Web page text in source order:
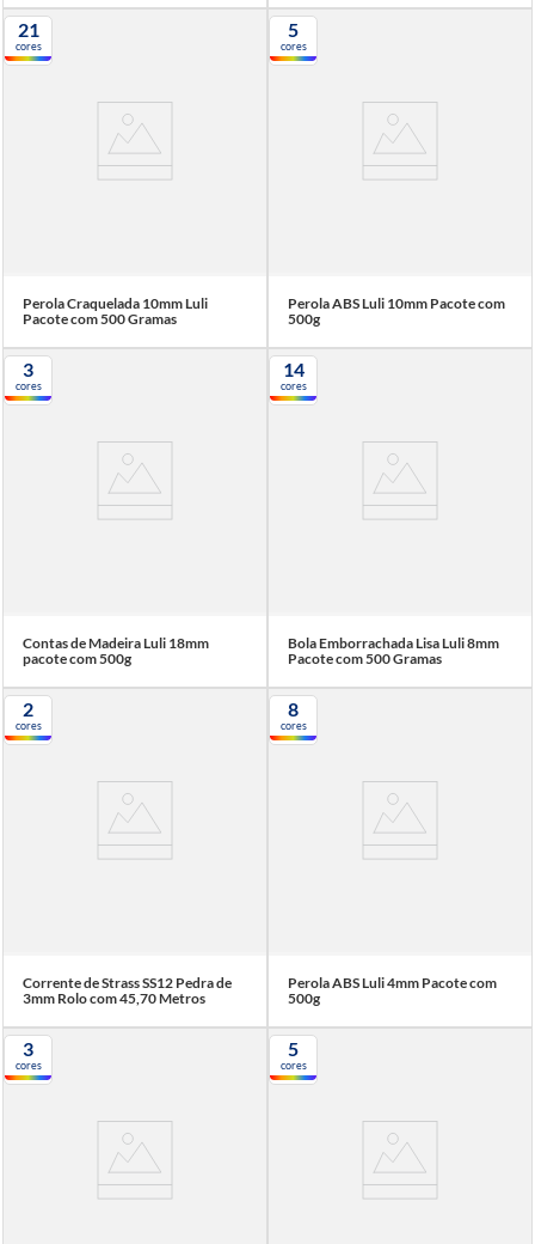
21
cores
Perola Craquelada 10mm Luli
Pacote com 500 Gramas
5
cores
Perola ABS Luli 10mm Pacote com
500g
3
cores
Contas de Madeira Luli 18mm
pacote com 500g
14
cores
Bola Emborrachada Lisa Luli 8mm
Pacote com 500 Gramas
2
cores
Corrente de Strass SS12 Pedra de
3mm Rolo com 45,70 Metros
8
cores
Perola ABS Luli 4mm Pacote com
500g
3
cores
5
cores